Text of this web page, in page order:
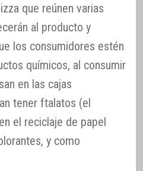
que reúnen varias
al producto y
los consumidores estén
químicos, al consumir
en las cajas
tener ftalatos (el
el reciclaje de papel
y como